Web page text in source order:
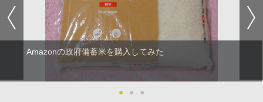
Amazonの政府備蓄米を購入してみた
● ● ●